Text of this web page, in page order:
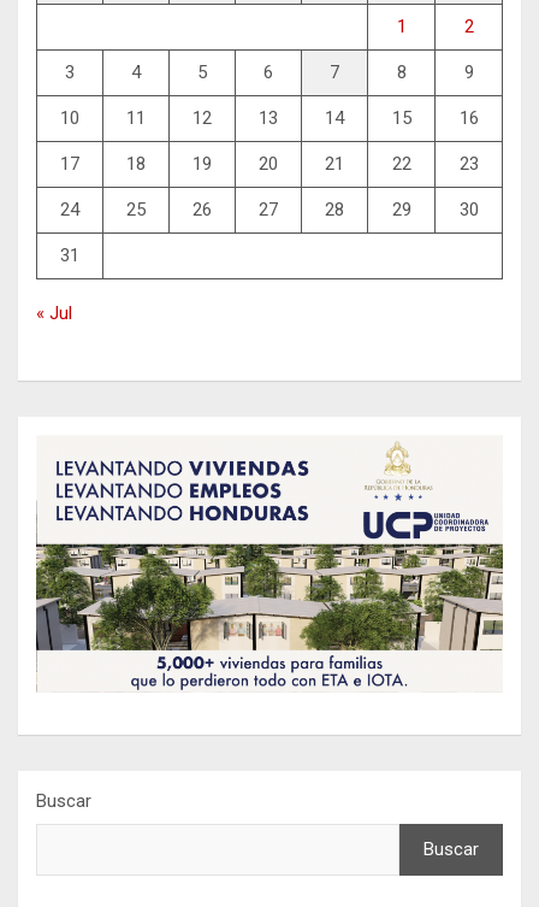
1 2
3 4 5 6 7 8 9
10 11 12 13 14 15 16
17 18 19 20 21 22 23
24 25 26 27 28 29 30
31
« Jul
Buscar
Buscar